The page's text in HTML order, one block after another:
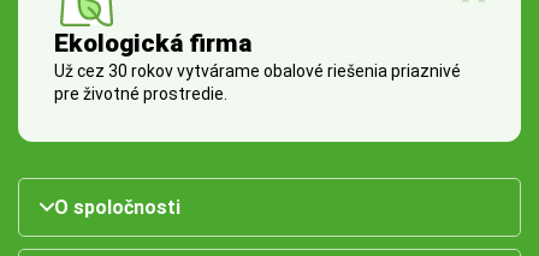
Ekologická firma
Už cez 30 rokov vytvárame obalové riešenia priaznivé
pre životné prostredie.
O spoločnosti